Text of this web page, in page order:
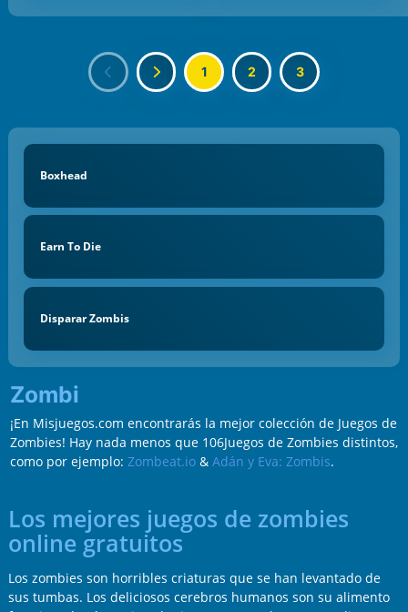
1 2 3
Boxhead
Earn To Die
Disparar Zombis
Zombi
¡En Misjuegos.com encontrarás la mejor colección de Juegos de
Zombies! Hay nada menos que 106Juegos de Zombies distintos,
como por ejemplo: Zombeat.io& Adán y Eva: Zombis.
Los mejores juegos de zombies
online gratuitos
Los zombies son horribles criaturas que se han levantado de
sus tumbas. Los deliciosos cerebros humanos son su alimento